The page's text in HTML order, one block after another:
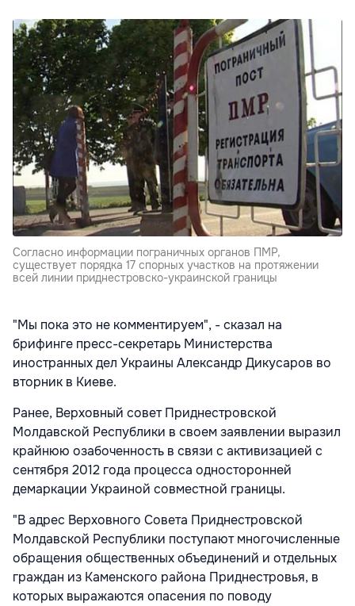
Cогласно информации пограничных органов ПМР,
существует порядка 17 спорных участков на протяжении
всей линии приднестровско-украинской границы
"Мы пока это не комментируем", - сказал на
брифинге пресс-секретарь Министерства
иностранных дел Украины Александр Дикусаров во
вторник в Киеве.
Ранее, Верховный совет Приднестровской
Молдавской Республики в своем заявлении выразил
крайнюю озабоченность в связи с активизацией с
сентября 2012 года процесса односторонней
демаркации Украиной совместной границы.
"В адрес Верховного Совета Приднестровской
Молдавской Республики поступают многочисленные
обращения общественных объединений и отдельных
граждан из Каменского района Приднестровья, в
которых выражаются опасения по поводу